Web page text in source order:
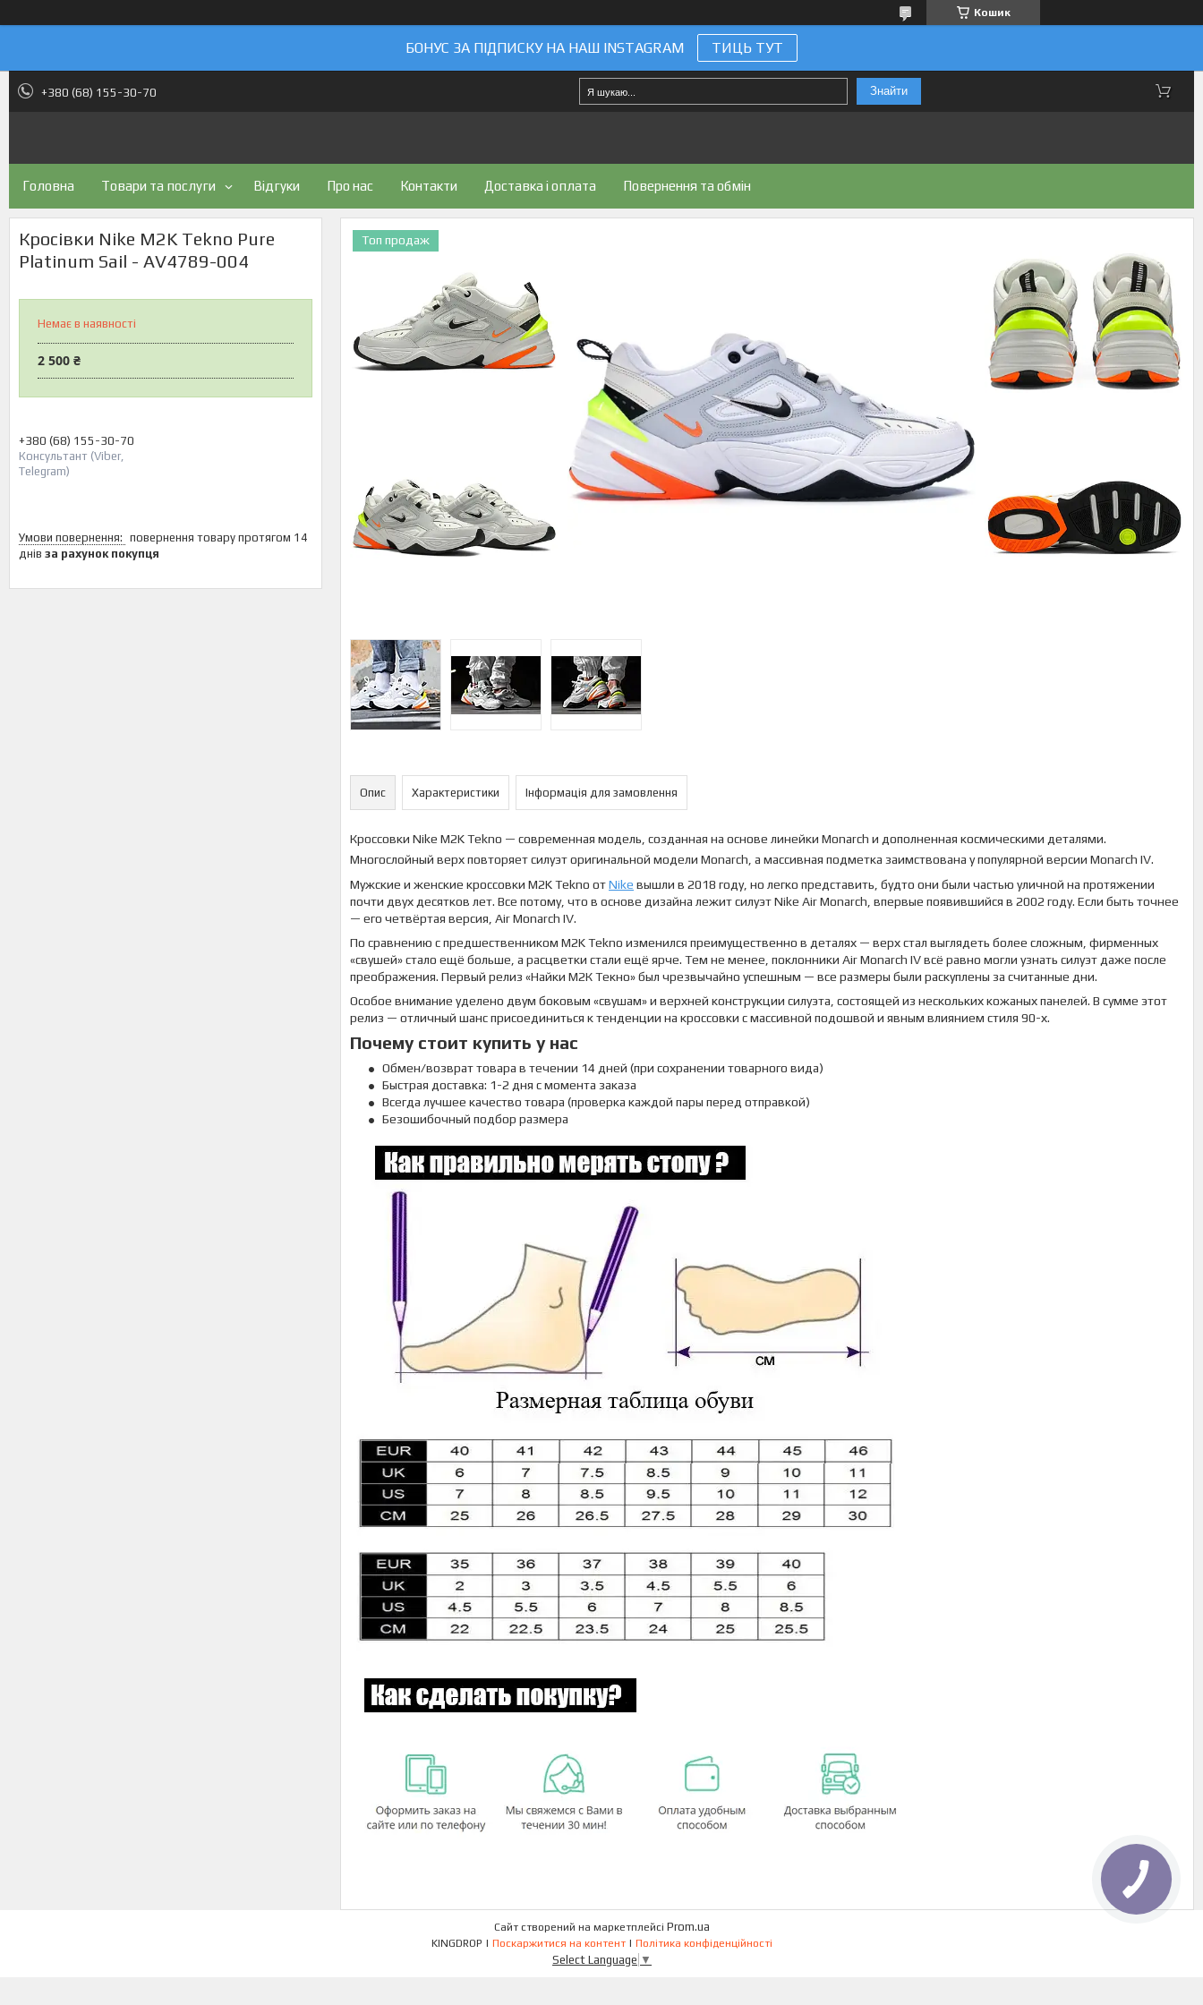
Кошик
БОНУС ЗА ПІДПИСКУ НА НАШ INSTAGRAM ТИЦЬ ТУТ
+380 (68) 155-30-70 Знайти
Головна Товари та послуги Відгуки Про нас Контакти Доставка і оплата Повернення та обмін
Кросівки Nike M2K Tekno Pure
Platinum Sail - AV4789-004
Немає в наявності
2 500 ₴
+380 (68) 155-30-70
Консультант (Viber,
Telegram)
повернення товару протягом 14
днів за рахунок покупця
Топ продаж
Опис Характеристики Інформація для замовлення
Кроссовки Nike M2K Tekno — современная модель, созданная на основе линейки Monarch и дополненная космическими деталями.
Многослойный верх повторяет силуэт оригинальной модели Monarch, а массивная подметка заимствована у популярной версии Monarch IV.
Мужские и женские кроссовки M2K Tekno отNike вышли в 2018 году, но легко представить, будто они были частью уличной на протяжении
почти двух десятков лет. Все потому, что в основе дизайна лежит силуэт Nike Air Monarch, впервые появившийся в 2002 году. Если быть точнее
— его четвёртая версия, Air Monarch IV.
По сравнению с предшественником M2K Tekno изменился преимущественно в деталях — верх стал выглядеть более сложным, фирменных
«свушей» стало ещё больше, а расцветки стали ещё ярче. Тем не менее, поклонники Air Monarch IV всё равно могли узнать силуэт даже после
преображения. Первый релиз «Найки М2К Текно» был чрезвычайно успешным — все размеры были раскуплены за считанные дни.
Особое внимание уделено двум боковым «свушам» и верхней конструкции силуэта, состоящей из нескольких кожаных панелей. В сумме этот
релиз — отличный шанс присоединиться к тенденции на кроссовки с массивной подошвой и явным влиянием стиля 90-х.
Почему стоит купить у нас
Обмен/возврат товара в течении 14 дней (при сохранении товарного вида)
Быстрая доставка: 1-2 дня с момента заказа
Всегда лучшее качество товара (проверка каждой пары перед отправкой)
Безошибочный подбор размера
Сайт створений на маркетплейсі Prom.ua
KINGDROP | Поскаржитися на контент | Політика конфіденційності
Select Language ▼